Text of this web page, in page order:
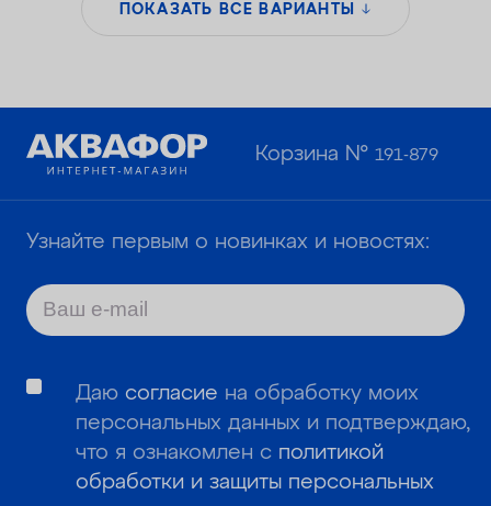
ПОКАЗАТЬ ВСЕ ВАРИАНТЫ
Корзина №191-879
Узнайте первым о новинках и новостях:
Даю согласие на обработку моих
персональных данных и подтверждаю,
что я ознакомлен с политикой
обработки и защиты персональных